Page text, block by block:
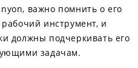
важно помнить о его
инструмент, и
должны подчеркивать его
задачам.